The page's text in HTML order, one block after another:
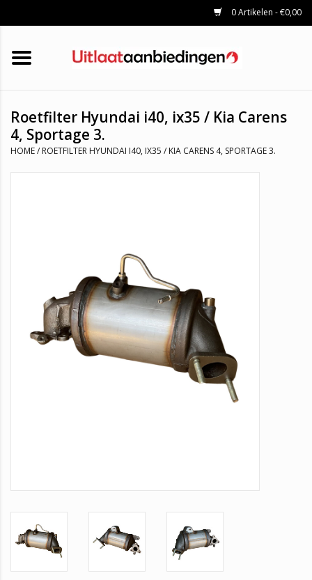
0 Artikelen - €0,00
HOME
KATALYSATOREN
UNIVERSELE UITLAATDELEN
MERKEN
Roetfilter Hyundai i40, ix35 / Kia Carens
4, Sportage 3.
HOME/ ROETFILTER HYUNDAI I40, IX35 / KIA CARENS 4, SPORTAGE 3.